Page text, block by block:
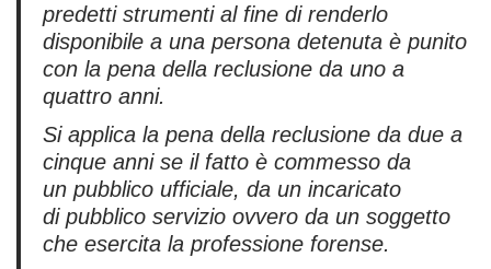
predetti strumenti al fine di renderlo
disponibile a una persona detenuta è punito
con la pena della reclusione da uno a
quattro anni.
Si applica la pena della reclusione da due a
cinque anni se il fatto è commesso da
un pubblico ufficiale, da un incaricato
di pubblico servizio ovvero da un soggetto
che esercita la professione forense.